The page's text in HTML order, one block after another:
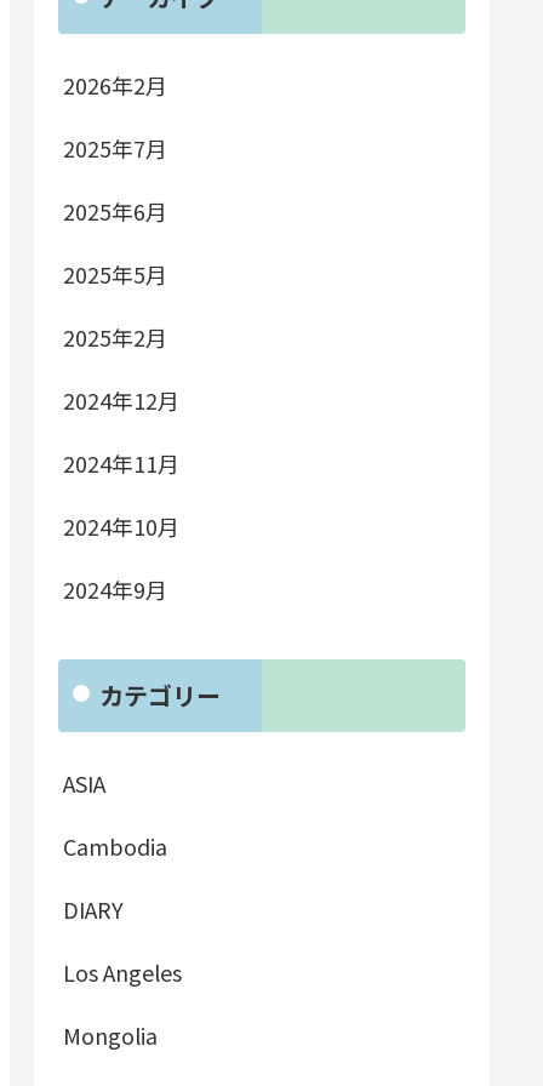
2026年2月
2025年7月
2025年6月
2025年5月
2025年2月
2024年12月
2024年11月
2024年10月
2024年9月
カテゴリー
ASIA
Cambodia
DIARY
Los Angeles
Mongolia